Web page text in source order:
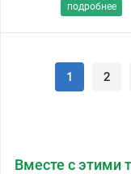
подробнее
1 2
Вместе с этими